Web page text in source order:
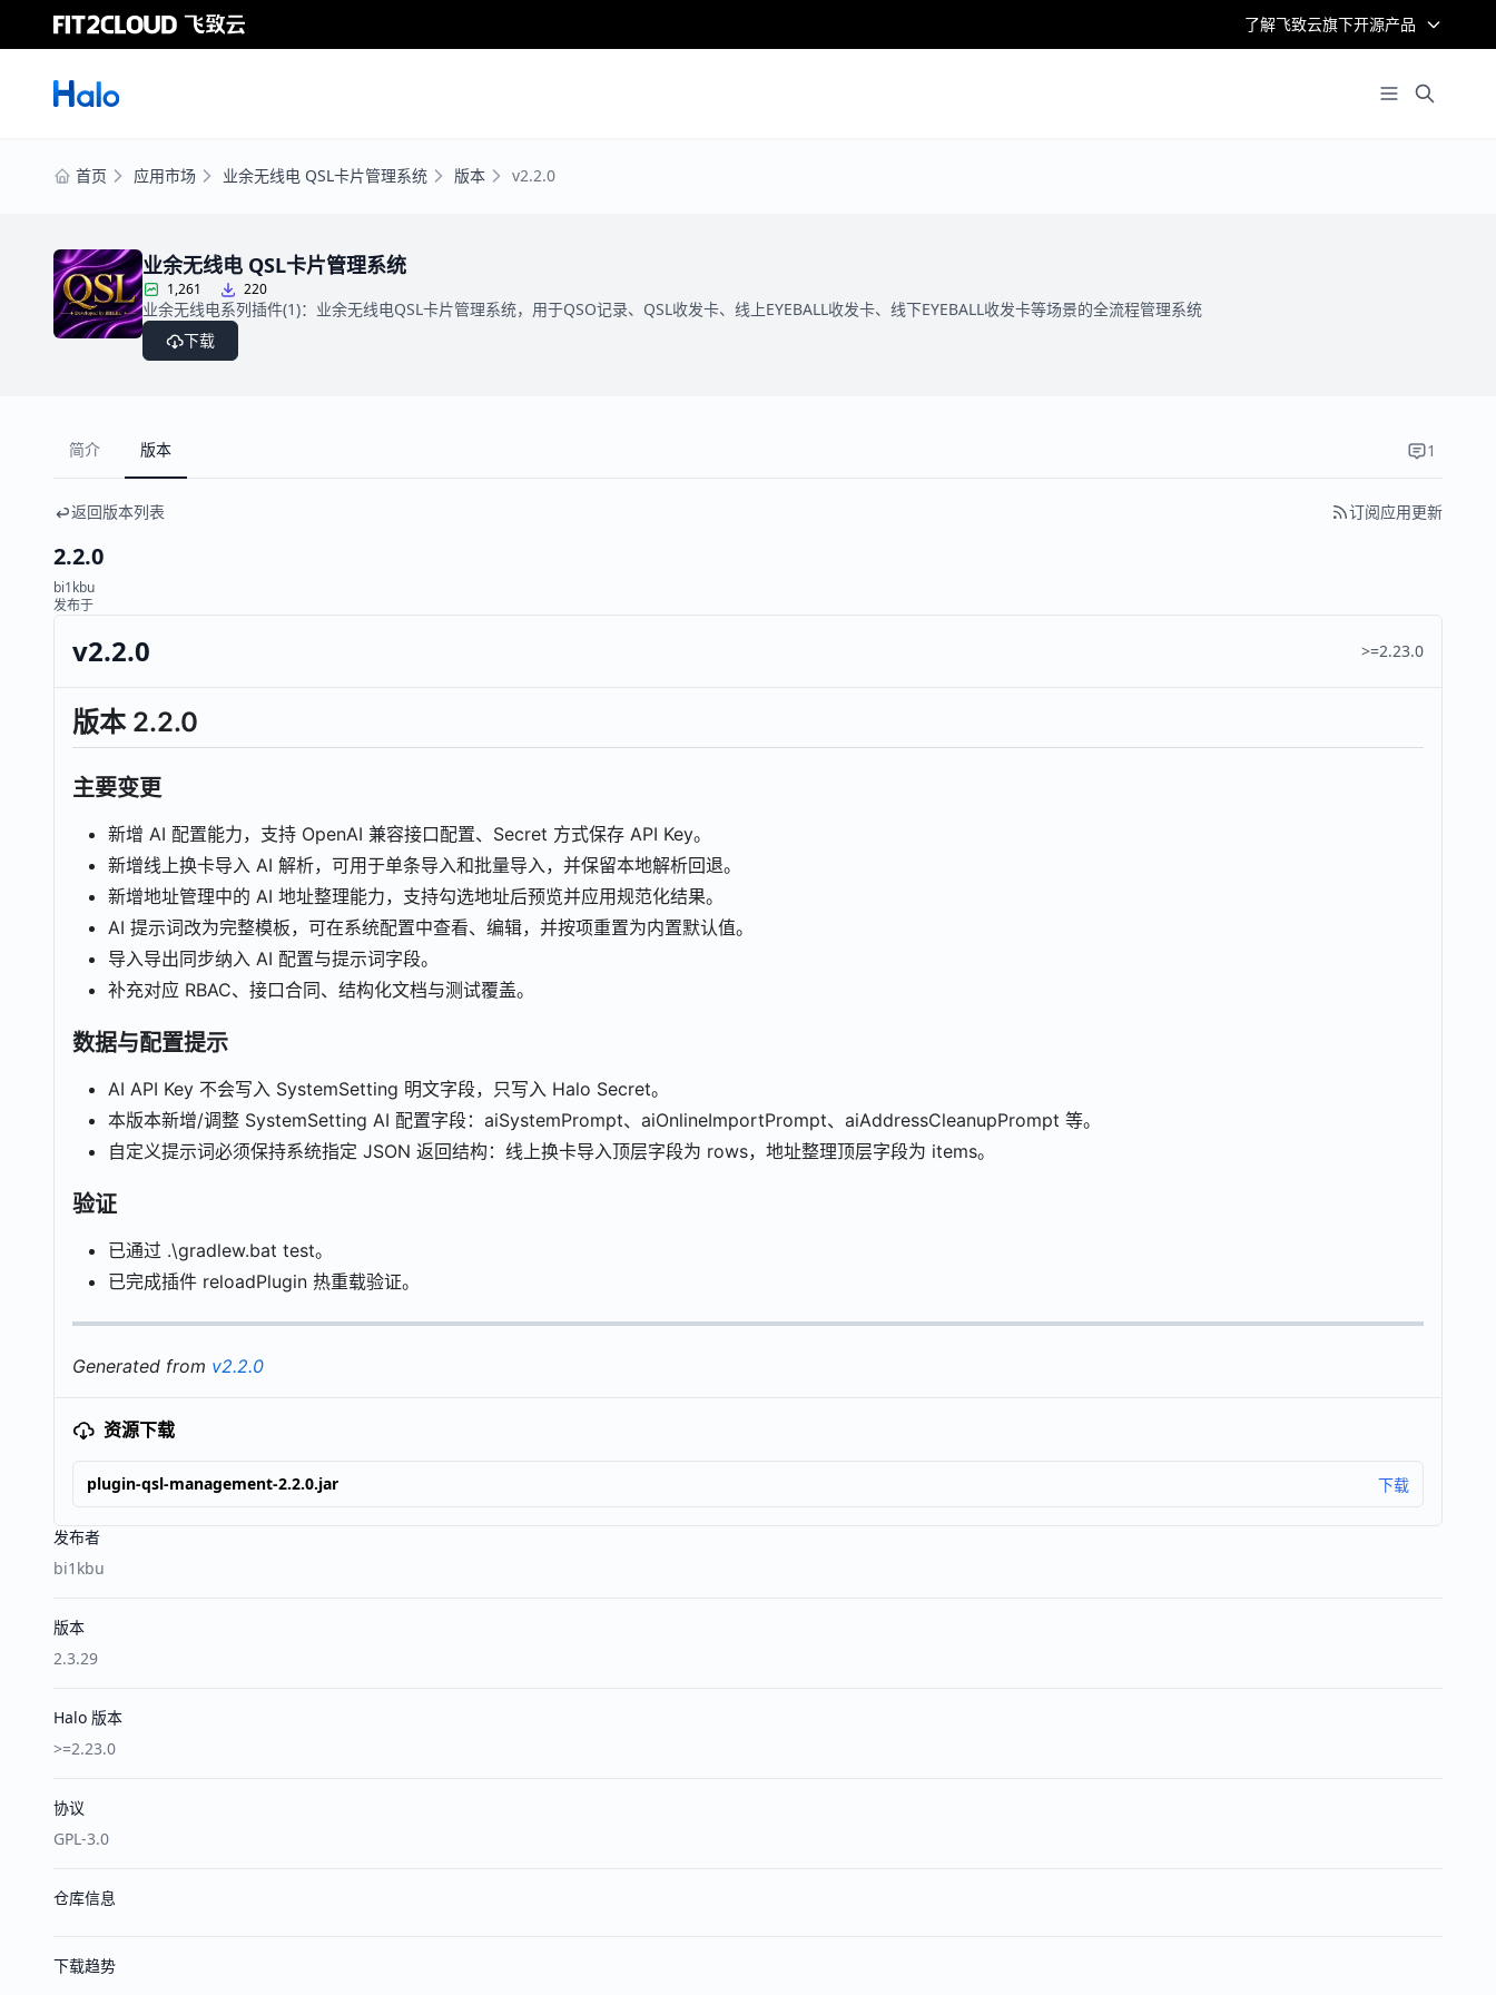
了解飞致云旗下开源产品
首页 应用市场 业余无线电 QSL卡片管理系统 版本 v2.2.0
业余无线电 QSL卡片管理系统
1,261 220
业余无线电系列插件(1)：业余无线电QSL卡片管理系统，用于QSO记录、QSL收发卡、线上EYEBALL收发卡、线下EYEBALL收发卡等场景的全流程管理系统
下载
发布者
bi1kbu
版本
2.3.29
Halo 版本
>=2.23.0
协议
GPL-3.0
仓库信息
下载趋势
简介 版本 1
返回版本列表 订阅应用更新
2.2.0
bi1kbu
发布于
v2.2.0 >=2.23.0
版本 2.2.0
主要变更
新增 AI 配置能力，支持 OpenAI 兼容接口配置、Secret 方式保存 API Key。
新增线上换卡导入 AI 解析，可用于单条导入和批量导入，并保留本地解析回退。
新增地址管理中的 AI 地址整理能力，支持勾选地址后预览并应用规范化结果。
AI 提示词改为完整模板，可在系统配置中查看、编辑，并按项重置为内置默认值。
导入导出同步纳入 AI 配置与提示词字段。
补充对应 RBAC、接口合同、结构化文档与测试覆盖。
数据与配置提示
AI API Key 不会写入 SystemSetting 明文字段，只写入 Halo Secret。
本版本新增/调整 SystemSetting AI 配置字段：aiSystemPrompt、aiOnlineImportPrompt、aiAddressCleanupPrompt 等。
自定义提示词必须保持系统指定 JSON 返回结构：线上换卡导入顶层字段为 rows，地址整理顶层字段为 items。
验证
已通过 .\gradlew.bat test。
已完成插件 reloadPlugin 热重载验证。
Generated from v2.2.0
资源下载
plugin-qsl-management-2.2.0.jar 下载